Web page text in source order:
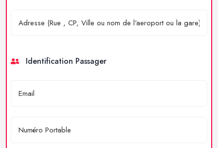
Identification Passager